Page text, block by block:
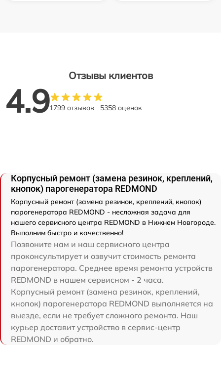
Отзывы клиентов
4.91799 отзывов 5358 оценок
Корпусный ремонт (замена резинок, креплений,
кнопок) парогенератора REDMOND
Корпусный ремонт (замена резинок, креплений, кнопок)
парогенератора REDMOND - несложная задача для
нашего сервисного центра REDMOND в Нижнем Новгороде.
Выполним быстро и качественно!
Позвоните нам и наш сервисного центра
проконсультирует и озвучит стоимость ремонта
парогенератора. Среднее время ремонта устройств
REDMOND в нашем сервисном - 2 часа.
Корпусный ремонт (замена резинок, креплений,
кнопок) парогенератора REDMOND выполняется на
выезде, если не требует сложного ремонта. Наш
курьер доставит устройство в сервис-центр
REDMOND и обратно.